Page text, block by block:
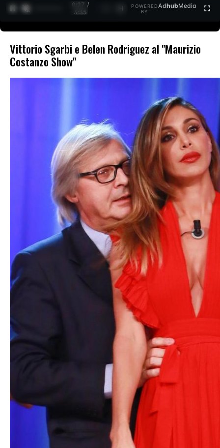
0:28 /
3:35
POWERED
BY
AdhubMedia
Vittorio Sgarbi e Belen Rodriguez al "Maurizio
Costanzo Show"